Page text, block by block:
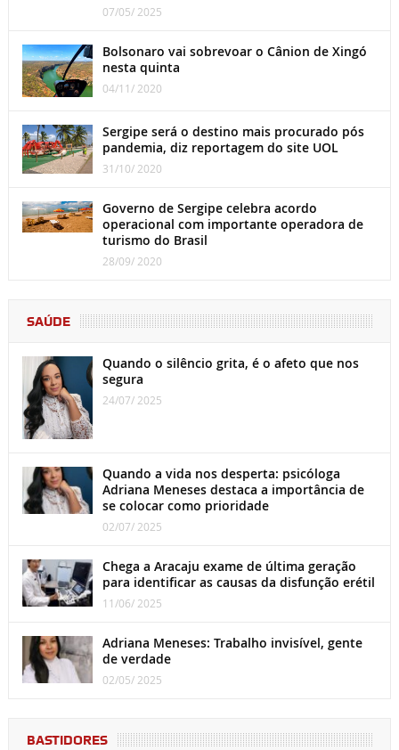
07/05/ 2025
Bolsonaro vai sobrevoar o Cânion de Xingó
nesta quinta
04/11/ 2020
Sergipe será o destino mais procurado pós
pandemia, diz reportagem do site UOL
31/10/ 2020
Governo de Sergipe celebra acordo
operacional com importante operadora de
turismo do Brasil
28/09/ 2020
SAÚDE
Quando o silêncio grita, é o afeto que nos
segura
24/07/ 2025
Quando a vida nos desperta: psicóloga
Adriana Meneses destaca a importância de
se colocar como prioridade
02/07/ 2025
Chega a Aracaju exame de última geração
para identificar as causas da disfunção erétil
11/06/ 2025
Adriana Meneses: Trabalho invisível, gente
de verdade
02/05/ 2025
BASTIDORES